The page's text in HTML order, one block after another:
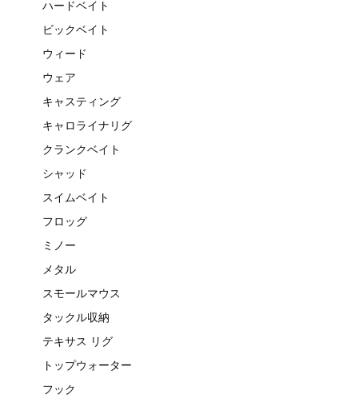
ハードベイト
ビックベイト
ウィード
ウェア
キャスティング
キャロライナリグ
クランクベイト
シャッド
スイムベイト
フロッグ
ミノー
メタル
スモールマウス
タックル収納
テキサス リグ
トップウォーター
フック